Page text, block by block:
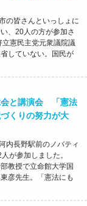
の皆さんといっしょに
、20人の方が参加さ
憲民主党元衆議院議
していない。国民が
会と講演会 「憲法
くりの努力が大
内長野駅前のノバティ
人が参加しました。
教授で立命館大学国
彦先生。「憲法にも